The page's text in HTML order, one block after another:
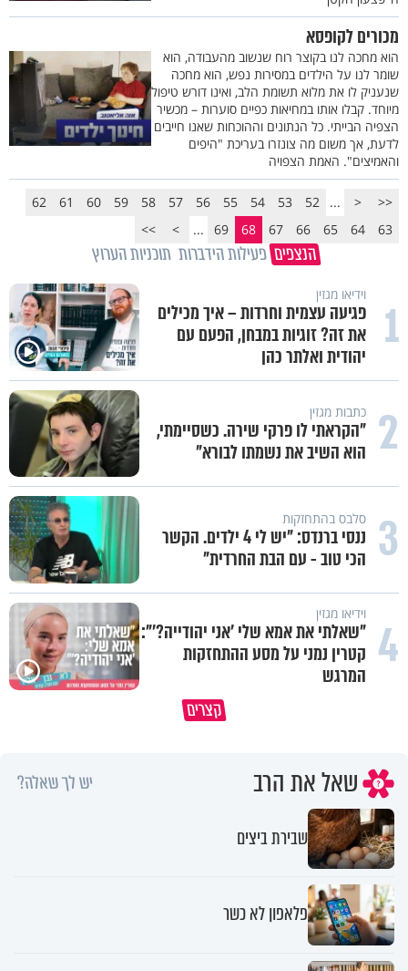
מכורים לקופסא
הוא מחכה לנו בקוצר רוח שנשוב מהעבודה, הוא
שומר לנו על הילדים במסירות נפש, הוא מחכה
שנעניק לו את מלוא תשומת הלב, ואינו דורש טיפול
מיוחד. קבלו אותו במחיאות כפיים סוערות – מכשיר
הצפיה הבייתי. כל הנתונים וההוכחות שאנו חייבים
לדעת, אך משום מה צונזרו בעריכת "היפים
והאמיצים". האמת הצפויה
<<
<
...
52
53
54
55
56
57
58
59
60
61
62
63
64
65
66
67
68
69
...
>
>>
הנצפים פעילות הידברות תוכניות הערוץ
1 וידיאו מגזין
פגיעה עצמית וחרדות – איך מכילים
את זה? זוגיות במבחן, הפעם עם
יהודית ואלתר כהן
2 כתבות מגזין
"הקראתי לו פרקי שירה. כשסיימתי,
הוא השיב את נשמתו לבורא"
3 סלבס בהתחזקות
ננסי ברנדס: "יש לי 4 ילדים. הקשר
הכי טוב - עם הבת החרדית"
4 וידיאו מגזין
"שאלתי את אמא שלי 'אני יהודייה?'":
קטרין נמני על מסע ההתחזקות
המרגש
קצרים
האם אפשר להפוך קללה
שאל את הרב יש לך שאלה?
שבירת ביצים
פלאפון לא כשר